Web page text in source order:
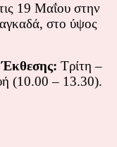
19 Μαΐου στην
στο ύψος
Έκθεσης: Τρίτη –
(10.00 – 13.30).